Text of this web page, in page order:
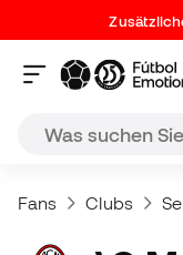
Fans Clubs